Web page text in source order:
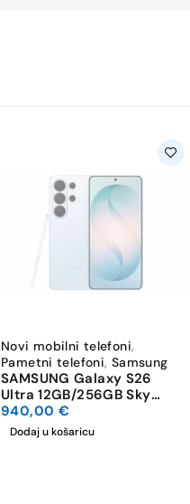
Novi mobilni telefoni,
Pametni telefoni, Samsung
SAMSUNG Galaxy S26
Ultra 12GB/256GB Sky
Blue
940,00 €
Dodaj u košaricu